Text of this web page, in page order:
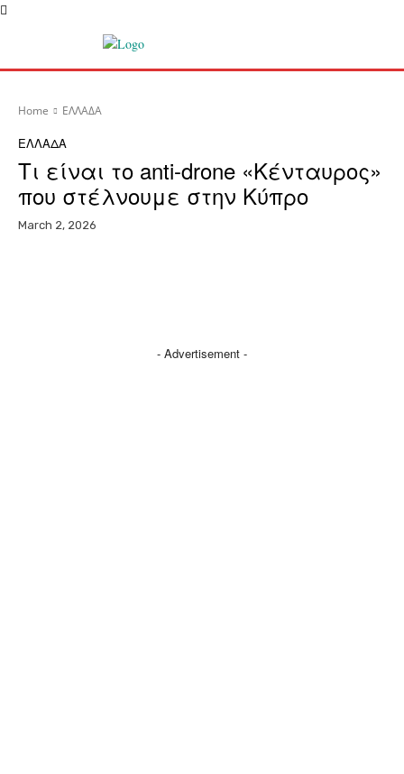
Home ΕΛΛΑΔΑ
ΕΛΛΑΔΑ
Τι είναι το anti-drone «Kένταυρος»
που στέλνουμε στην Κύπρο
March 2, 2026
- Advertisement -